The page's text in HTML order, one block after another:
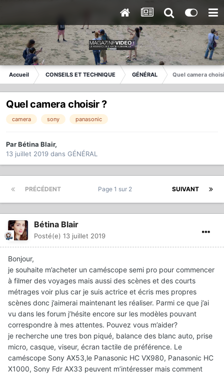
Accueil CONSEILS ET TECHNIQUE GÉNÉRAL Quel camera
Quel camera choisir ?
camera sony panasonic
ParBétina Blair,
13 juillet 2019 dans GÉNÉRAL
PRÉCÉDENT SUIVANT
Page 1 sur 2
Bétina Blair
Posté(e) 13 juillet 2019
Bonjour,
je souhaite m’acheter un caméscope semi pro pour commencer
à filmer des voyages mais aussi des scènes et des courts
métrages voir plus car je suis actrice et écris mes propres
scènes donc j’aimerai maintenant les réaliser. Parmi ce que j’ai
vu dans les forum j’hésite encore sur les modèles pouvant
correspondre à mes attentes. Pouvez vous m’aider?
je recherche une tres bon piqué, balance des blanc auto, prise
micro, casque, viseur, écran tactile de préférence. Le
caméscope Sony AX53,le Panasonic HC VX980, Panasonic HC
X1000, Sony Fdr AX33 peuvent m’intéresser mais comment